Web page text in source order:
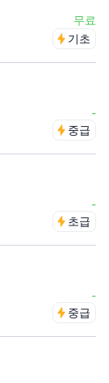
무료
기초
-
중급
-
초급
-
중급